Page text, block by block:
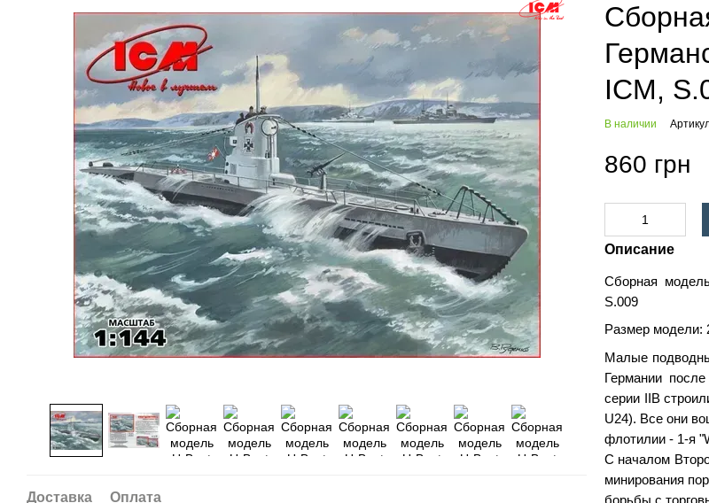
Доставка
Оплата
ICM,
В наличии
860 грн
Описание
Сборная
S.009
Размер модели:
Малые
Германии
серии IIB
U24). Все они
флотилии - 1-я
С началом
минирования
борьбы с